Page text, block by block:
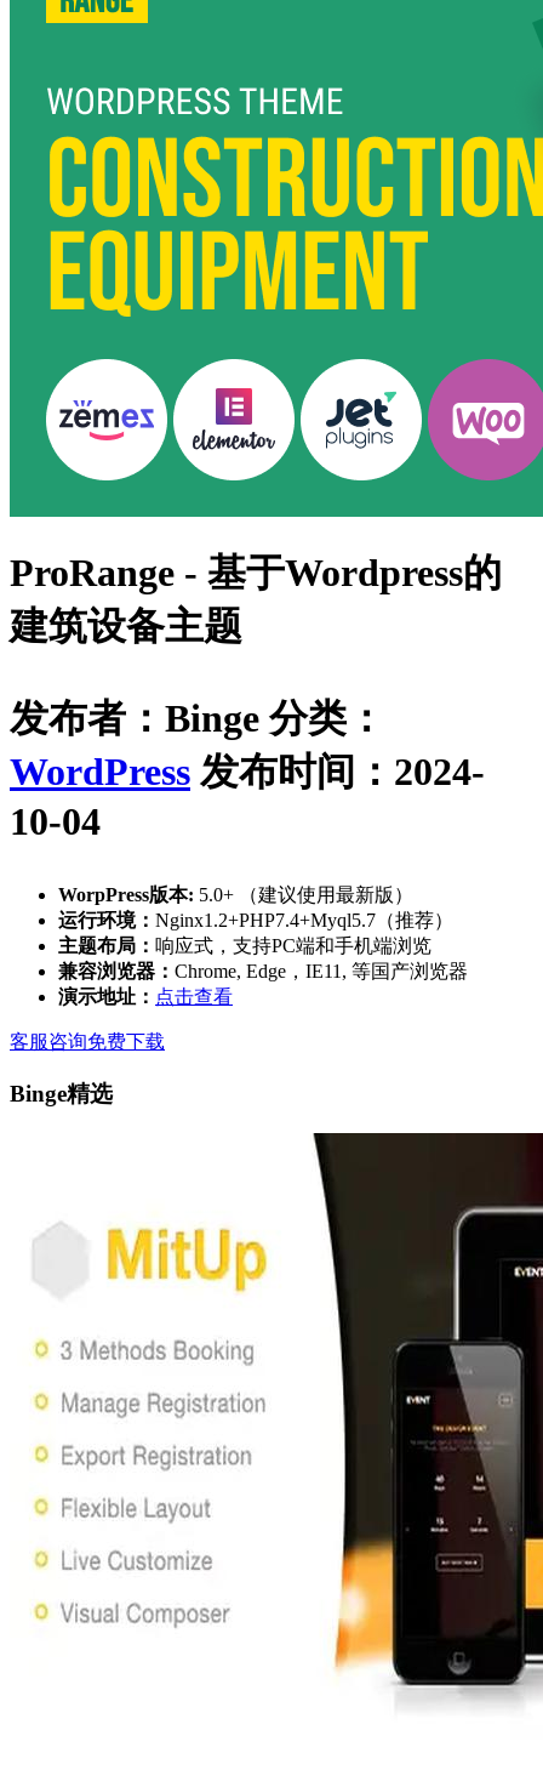
ProRange - 基于Wordpress的
建筑设备主题
发布者：Binge 分类：
WordPress 发布时间：2024-
10-04
WorpPress版本: 5.0+ （建议使用最新版）
运行环境： Nginx1.2+PHP7.4+Myql5.7（推荐）
主题布局： 响应式，支持PC端和手机端浏览
兼容浏览器： Chrome, Edge，IE11, 等国产浏览器
演示地址： 点击查看
客服咨询免费下载
Binge精选